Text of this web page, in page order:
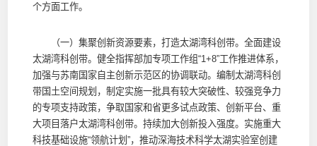
个方面工作。
（一）集聚创新资源要素，打造太湖湾科创带。全面建设
太湖湾科创带。健全指挥部加专项工作组“1+8”工作推进体系，
加强与苏南国家自主创新示范区的协调联动。编制太湖湾科创
带国土空间规划，制定实施一批具有较大突破性、较强竞争力
的专项支持政策，争取国家和省更多试点政策、创新平台、重
大项目落户太湖湾科创带。持续加大创新投入强度。实施重大
科技基础设施“领航计划”，推动深海技术科学太湖实验室创建